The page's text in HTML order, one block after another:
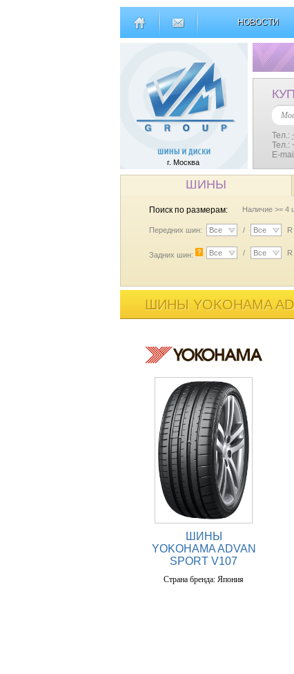
НОВОСТИ
г. Москва
Тел.:
Тел.:
E-
ШИНЫ
Поиск по размерам: Наличие >= 4
Передних шин: Все / Все R
Задних шин: ? Все / Все R
ШИНЫ YOKOHAMA
ШИНЫ
YOKOHAMA ADVAN
SPORT V107
Страна бренда: Япония